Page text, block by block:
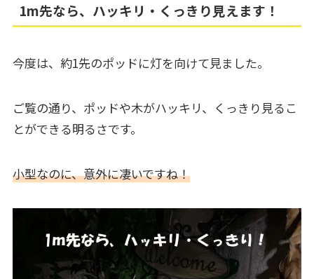
1m先なら、ハッキリ・くっきり見えます！
今度は、約1先のポッドに灯を向けて見ました。
ご覧の通り、ポッドや木がハッキリ、くっきり見るこ
とができる明るさです。
小型なのに、意外に凄いですね！